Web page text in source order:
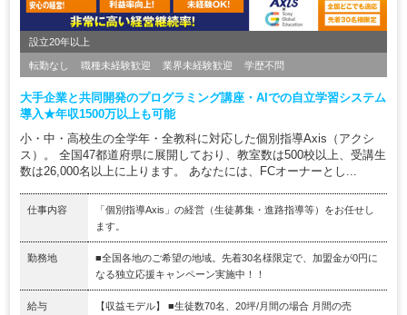
設立20年以上
転勤なし 職種未経験歓迎 業界未経験歓迎 学歴不問
大手企業と共同開発のプログラミング講座・AIでの自立学習システム
導入★年収1500万以上も可能
小・中・高校生の全学年・全教科に対応した個別指導Axis（アクシ
ス）。 全国47都道府県に展開しており、教室数は500校以上、受講生
数は26,000名以上に上ります。 あなたには、FCオーナーとし...
仕事内容
「個別指導Axis」の経営（生徒募集・進路指導等）をお任せし
ます。
勤務地
■全国各地のご希望の地域。先着30名様限定で、加盟金が0円に
なる独立応援キャンペーン実施中！！
給与
【収益モデル】 ■生徒数70名、20坪/月間の場合 月間の売